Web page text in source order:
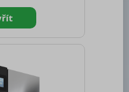
zařízení Materiál:
Nerezové
vpravo Příkon
Dotykové
R452a
/ E